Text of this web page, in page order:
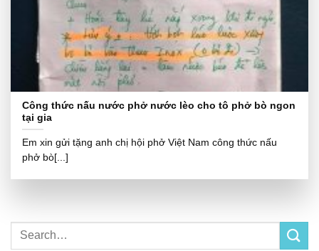
Công thức nấu nước phở nước lèo cho tô phở bò ngon
tại gia
Em xin gửi tặng anh chị hội phở Việt Nam công thức nấu
phở bò[...]